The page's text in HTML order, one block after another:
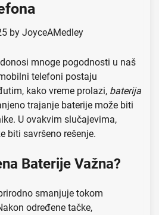
by JoyceAMedley
mnoge pogodnosti u naš
telefoni postaju
kako vreme prolazi, baterija
trajanje baterije može biti
U ovakvim slučajevima,
biti savršeno rešenje.
Baterije Važna?
smanjuje tokom
određene tačke,